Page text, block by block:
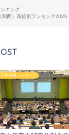
キング
関西）高校別ランキング2026
合格者数ランキング